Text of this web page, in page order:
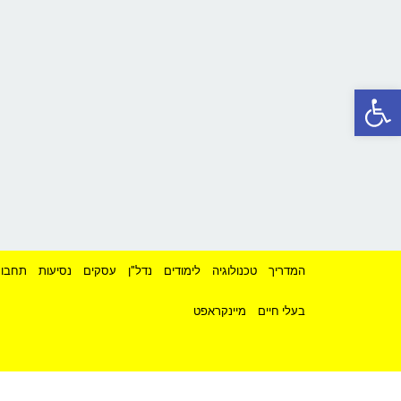
פתח סרגל נגישות
המדריך טכנולוגיה לימודים נדל"ן עסקים נסיעות
בעלי חיים מיינקראפט